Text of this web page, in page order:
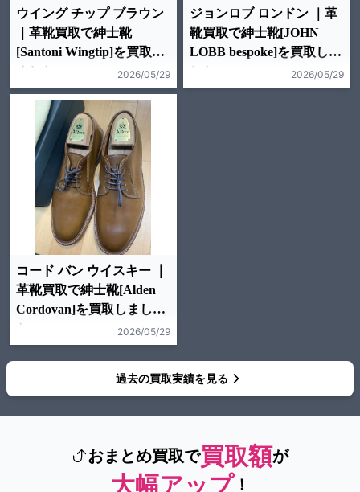
ウイング チップ ブラウン
｜革靴買取で紳士靴
[Santoni Wingtip]を買取し
ました。
2026/05/29
ジョンロブ ロンドン ｜革
靴買取で紳士靴[JOHN
LOBB bespoke]を買取しま
した。
2026/05/29
コード バン ウイスキー ｜
革靴買取で紳士靴[Alden
Cordovan]を買取しまし
た。
2026/05/29
過去の買取実績を見る
おまとめ買取で買取額が
大幅アップ！